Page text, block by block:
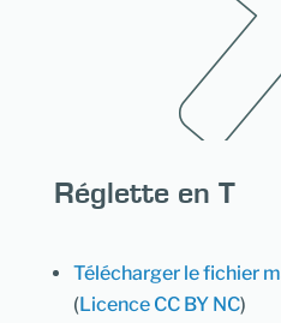
Réglette en T
Télécharger le fichier
(Licence CC BY NC)